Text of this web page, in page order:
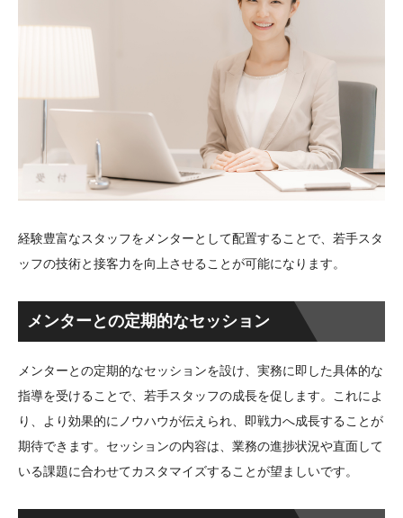
経験豊富なスタッフをメンターとして配置することで、若手スタ
ッフの技術と接客力を向上させることが可能になります。
メンターとの定期的なセッション
メンターとの定期的なセッションを設け、実務に即した具体的な
指導を受けることで、若手スタッフの成長を促します。これによ
り、より効果的にノウハウが伝えられ、即戦力へ成長することが
期待できます。セッションの内容は、業務の進捗状況や直面して
いる課題に合わせてカスタマイズすることが望ましいです。